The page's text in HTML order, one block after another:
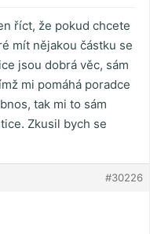
říct, že pokud chcete
mít nějakou částku se
jsou dobrá věc, sám
mi pomáhá poradce
tak mi to sám
Zkusil bych se
#30226